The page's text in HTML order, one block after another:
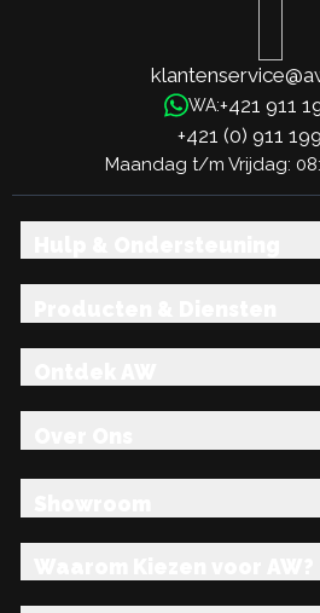
WA:+421 911
+421 (0) 911
Maandag t/m Vrijdag: